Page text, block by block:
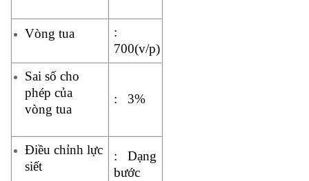
Vòng tua
:
700(v/p)
Sai số cho
phép của
vòng tua
: 3%
Điều chỉnh lực
siết
: Dạng
bước